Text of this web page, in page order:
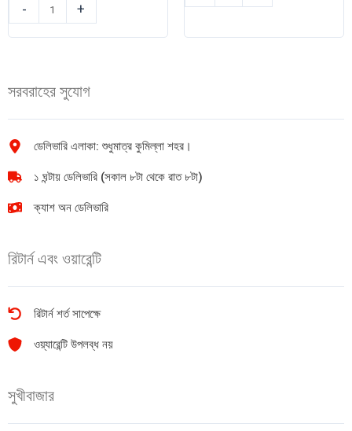
-
টয়লেট
সাবান
100gm
+
সাবান
Fresh)
সরবরাহের সুযোগ
ডেলিভারি এলাকা: শুধুমাত্র কুমিল্লা শহর।
১ ঘন্টায় ডেলিভারি (সকাল ৮টা থেকে রাত ৮টা)
ক্যাশ অন ডেলিভারি
রিটার্ন এবং ওয়ারেন্টি
রিটার্ন শর্ত সাপেক্ষে
ওয়্যারেন্টি উপলব্ধ নয়
সুখীবাজার